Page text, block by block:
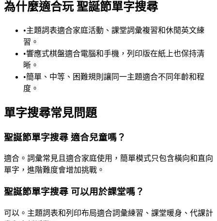
為什麼適合玩 聖誕節單字搜尋
•主題詞表適合家庭活動、課堂詞彙複習和休閒英文練
習。
•響應式棋盤適合電腦和手機，列印版在紙上也保持清
晰。
•簡單、中等、困難規則讓同一主題適合不同年齡和程
度。
單字搜尋常見問題
聖誕節單字搜尋 適合兒童嗎？
適合。詞彙常見且適合家庭使用，簡單模式只包含橫向和直向
單字，進階難度會增加挑戰。
聖誕節單字搜尋 可以用於課堂嗎？
可以。主題詞表和列印布局適合詞彙練習、課堂暖身、代課計